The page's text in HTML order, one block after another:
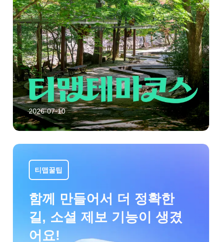
2026-07-10
티맵꿀팁
함께 만들어서 더 정확한
길, 소셜 제보 기능이 생겼
어요!